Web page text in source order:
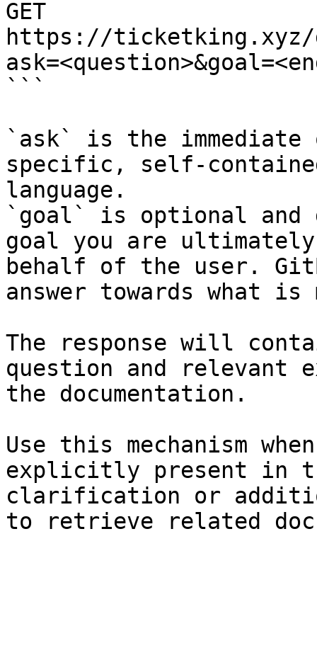
GET
https://ticketking.xyz/
```
`ask` is the
specific, self-
language.
`goal` is optional and
goal you are
behalf of the user.
answer towards what
The response will
question and relevant
the documentation.
Use this mechanism
explicitly present in
clarification or